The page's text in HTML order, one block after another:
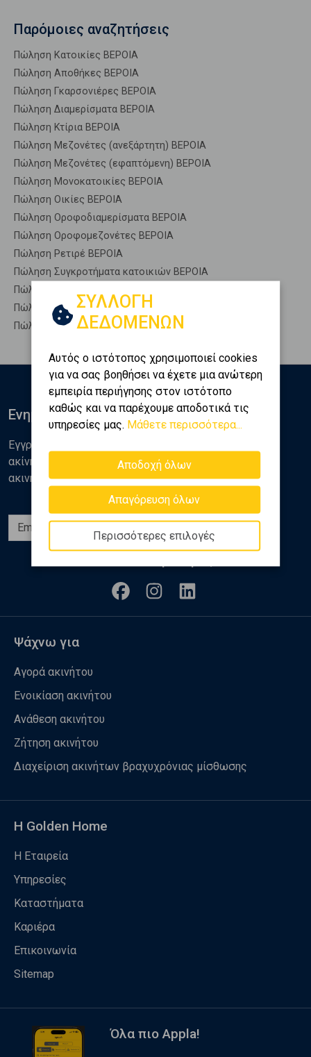
Παρόμοιες αναζητήσεις
Πώληση Κατοικίες ΒΕΡΟΙΑ
Πώληση Αποθήκες ΒΕΡΟΙΑ
Πώληση Γκαρσονιέρες ΒΕΡΟΙΑ
Πώληση Διαμερίσματα ΒΕΡΟΙΑ
Πώληση Κτίρια ΒΕΡΟΙΑ
Πώληση Μεζονέτες (ανεξάρτητη) ΒΕΡΟΙΑ
Πώληση Μεζονέτες (εφαπτόμενη) ΒΕΡΟΙΑ
Πώληση Μονοκατοικίες ΒΕΡΟΙΑ
Πώληση Οικίες ΒΕΡΟΙΑ
Πώληση Οροφοδιαμερίσματα ΒΕΡΟΙΑ
Πώληση Οροφομεζονέτες ΒΕΡΟΙΑ
Πώληση Ρετιρέ ΒΕΡΟΙΑ
Πώληση Συγκροτήματα κατοικιών ΒΕΡΟΙΑ
Πώληση Υπόγεια ΒΕΡΟΙΑ
Πώληση Υπόσκαφα ΒΕΡΟΙΑ
Πώληση Υπολ. υψουν ΒΕΡΟΙΑ
ΣΥΛΛΟΓΗ
ΔΕΔΟΜΕΝΩΝ
Αυτός ο ιστότοπος χρησιμοποιεί cookies
για να σας βοηθήσει να έχετε μια ανώτερη
εμπειρία περιήγησης στον ιστότοπο
καθώς και να παρέχουμε αποδοτικά τις
υπηρεσίες μας. Μάθετε περισσότερα...
Αποδοχή όλων
Απαγόρευση όλων
Περισσότερες επιλογές
Ενημερωθείτε
Εγγραφείτε στο newsletter της Golden Home για νέα
ακίνητα, αναλύσεις και διάφορα θέματα της αγοράς
ακινήτων
Ψάχνω για
Αγορά ακινήτου
Ενοικίαση ακινήτου
Ανάθεση ακινήτου
Ζήτηση ακινήτου
Διαχείριση ακινήτων βραχυχρόνιας μίσθωσης
Η Golden Home
Η Εταιρεία
Υπηρεσίες
Καταστήματα
Καριέρα
Επικοινωνία
Sitemap
Όλα πιο Appla!